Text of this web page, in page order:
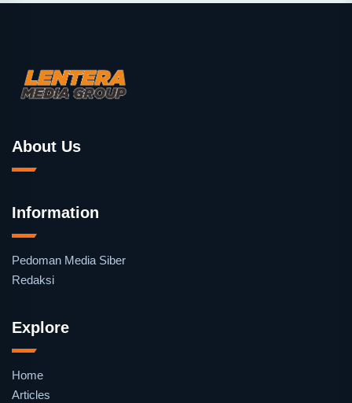
About Us
Information
Pedoman Media Siber
Redaksi
Explore
Home
Articles